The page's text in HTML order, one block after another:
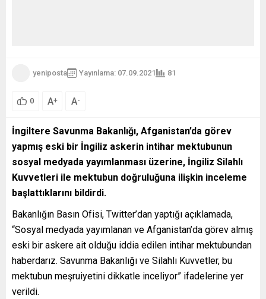
yeniposta Yayınlama: 07.09.2021 81
0 A+ A-
İngiltere Savunma Bakanlığı, Afganistan’da görev
yapmış eski bir İngiliz askerin intihar mektubunun
sosyal medyada yayımlanması üzerine, İngiliz Silahlı
Kuvvetleri ile mektubun doğruluğuna ilişkin inceleme
başlattıklarını bildirdi.
Bakanlığın Basın Ofisi, Twitter’dan yaptığı açıklamada,
“Sosyal medyada yayımlanan ve Afganistan’da görev almış
eski bir askere ait olduğu iddia edilen intihar mektubundan
haberdarız. Savunma Bakanlığı ve Silahlı Kuvvetler, bu
mektubun meşruiyetini dikkatle inceliyor” ifadelerine yer
verildi.